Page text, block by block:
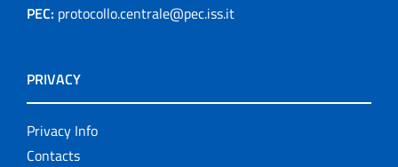
PEC: protocollo.centrale@pec.iss.it
PRIVACY
Privacy Info
Contacts